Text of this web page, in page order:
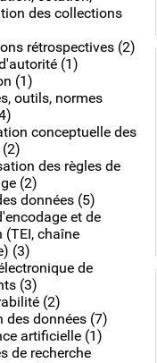
des collections
rétrospectives (2)
(1)
(1)
outils, normes
conceptuelle des
des règles de
(2)
données (5)
et de
chaîne
(3)
de
(3)
(2)
des données (7)
artificielle (1)
de recherche